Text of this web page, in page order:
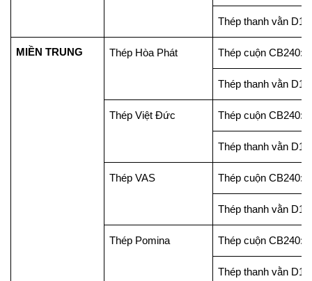
Thép thanh vằn
MIỀN TRUNG Thép Hòa Phát Thép cuộn CB240:
Thép thanh vằn
Thép Việt Đức Thép cuộn CB240:
Thép thanh vằn
Thép VAS Thép cuộn CB240:
Thép thanh vằn
Thép Pomina Thép cuộn CB240:
Thép thanh vằn